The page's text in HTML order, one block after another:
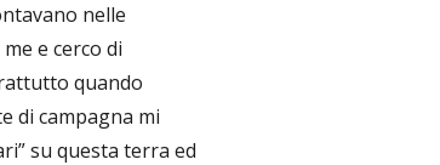
nelle
e cerco di
quando
di campagna mi
su questa terra ed